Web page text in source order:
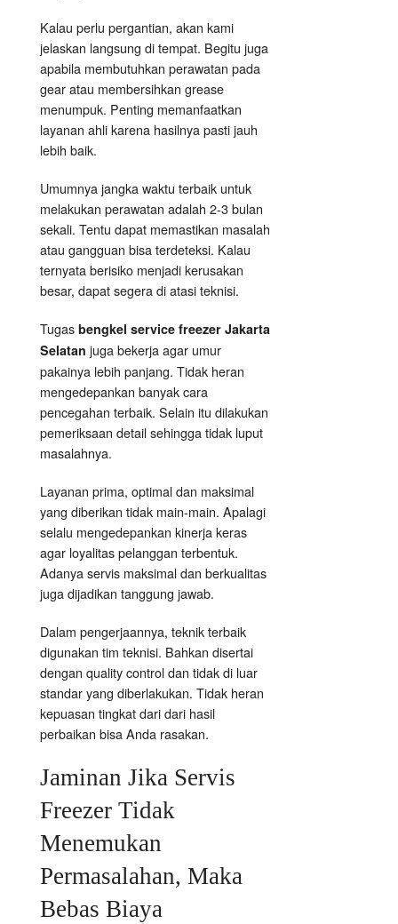
Kalau perlu pergantian, akan kami
jelaskan langsung di tempat. Begitu juga
apabila membutuhkan perawatan pada
gear atau membersihkan grease
menumpuk. Penting memanfaatkan
layanan ahli karena hasilnya pasti jauh
lebih baik.
Umumnya jangka waktu terbaik untuk
melakukan perawatan adalah 2-3 bulan
sekali. Tentu dapat memastikan masalah
atau gangguan bisa terdeteksi. Kalau
ternyata berisiko menjadi kerusakan
besar, dapat segera di atasi teknisi.
Tugas bengkel service freezer Jakarta
Selatan juga bekerja agar umur
pakainya lebih panjang. Tidak heran
mengedepankan banyak cara
pencegahan terbaik. Selain itu dilakukan
pemeriksaan detail sehingga tidak luput
masalahnya.
Layanan prima, optimal dan maksimal
yang diberikan tidak main-main. Apalagi
selalu mengedepankan kinerja keras
agar loyalitas pelanggan terbentuk.
Adanya servis maksimal dan berkualitas
juga dijadikan tanggung jawab.
Dalam pengerjaannya, teknik terbaik
digunakan tim teknisi. Bahkan disertai
dengan quality control dan tidak di luar
standar yang diberlakukan. Tidak heran
kepuasan tingkat dari dari hasil
perbaikan bisa Anda rasakan.
Jaminan Jika Servis
Freezer Tidak
Menemukan
Permasalahan, Maka
Bebas Biaya